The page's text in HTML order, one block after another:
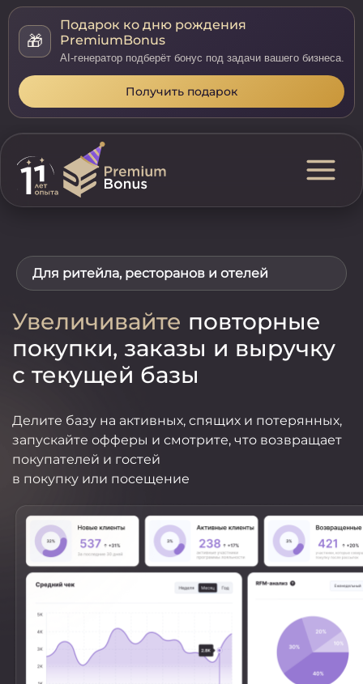
🎁
Подарок ко дню рождения
PremiumBonus
AI-генератор подберёт бонус под задачи вашего бизнеса.
Получить подарок
Для ритейла, ресторанов и отелей
Увеличивайте повторные
покупки, заказы и выручку
с текущей базы
Делите базу на активных, спящих и потерянных,
запускайте офферы и смотрите, что возвращает
покупателей и гостей
в покупку или посещение